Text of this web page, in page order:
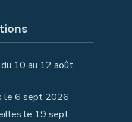
10 au 12 août
le 6 sept 2026
le 19 sept